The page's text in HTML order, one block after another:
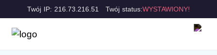
Twój IP: 216.73.216.51 Twój status:WYSTAWIONY!